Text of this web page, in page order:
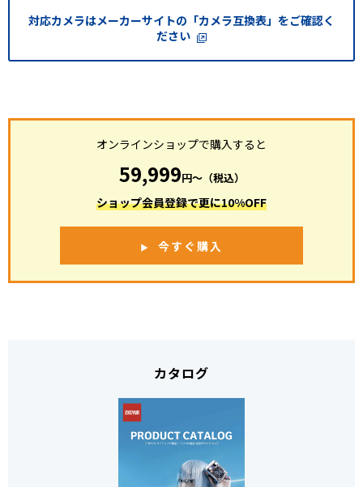
対応カメラはメーカーサイトの「カメラ互換表」をご確認く
ださい
オンラインショップで購入すると
59,999円〜（税込）
ショップ会員登録で更に10%OFF
今すぐ購入
カタログ